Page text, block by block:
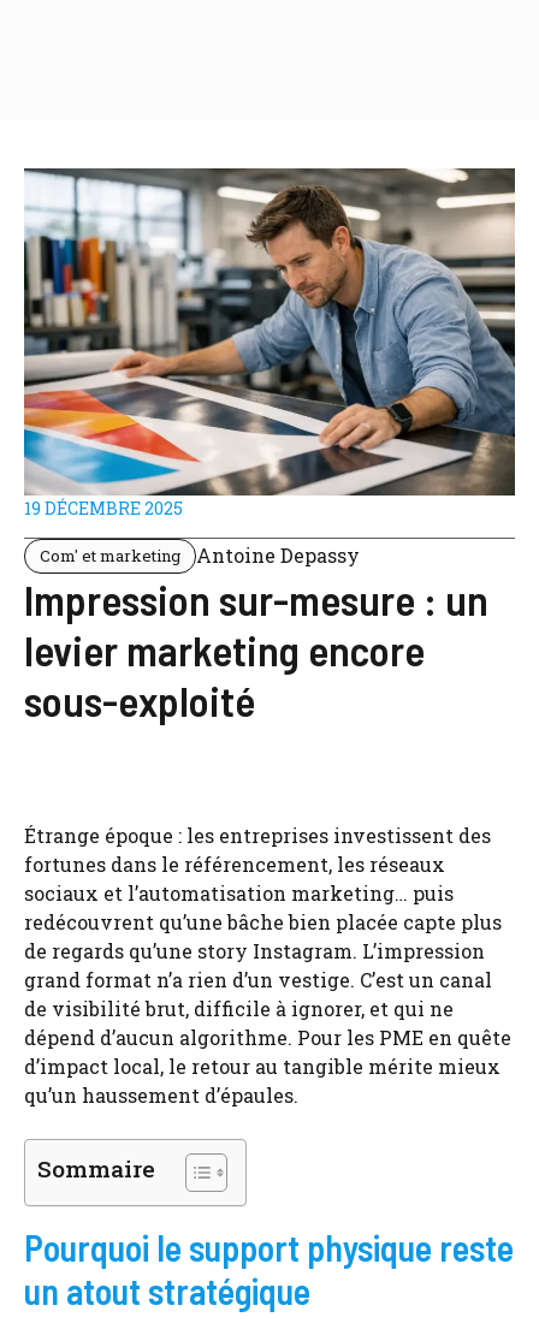
19 DÉCEMBRE 2025
Com' et marketing Antoine Depassy
Impression sur-mesure : un
levier marketing encore
sous-exploité
Étrange époque : les entreprises investissent des
fortunes dans le référencement, les réseaux
sociaux et l’automatisation marketing… puis
redécouvrent qu’une bâche bien placée capte plus
de regards qu’une story Instagram. L’impression
grand format n’a rien d’un vestige. C’est un canal
de visibilité brut, difficile à ignorer, et qui ne
dépend d’aucun algorithme. Pour les PME en quête
d’impact local, le retour au tangible mérite mieux
qu’un haussement d’épaules.
Sommaire
Pourquoi le support physique reste
un atout stratégique